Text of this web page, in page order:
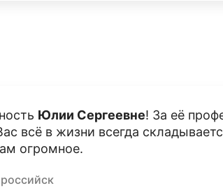
Юлии Сергеевне! За её
всё в жизни всегда
огромное.